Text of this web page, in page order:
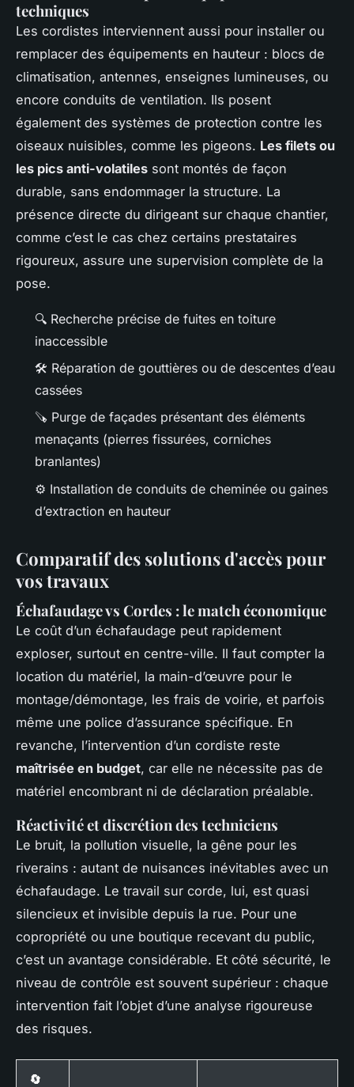
techniques
Les cordistes interviennent aussi pour installer ou
remplacer des équipements en hauteur : blocs de
climatisation, antennes, enseignes lumineuses, ou
encore conduits de ventilation. Ils posent
également des systèmes de protection contre les
oiseaux nuisibles, comme les pigeons. Les filets ou
les pics anti-volatiles sont montés de façon
durable, sans endommager la structure. La
présence directe du dirigeant sur chaque chantier,
comme c’est le cas chez certains prestataires
rigoureux, assure une supervision complète de la
pose.
🔍 Recherche précise de fuites en toiture
inaccessible
🛠️ Réparation de gouttières ou de descentes d’eau
cassées
🪚 Purge de façades présentant des éléments
menaçants (pierres fissurées, corniches
branlantes)
⚙️ Installation de conduits de cheminée ou gaines
d’extraction en hauteur
Comparatif des solutions d'accès pour
vos travaux
Échafaudage vs Cordes : le match économique
Le coût d’un échafaudage peut rapidement
exploser, surtout en centre-ville. Il faut compter la
location du matériel, la main-d’œuvre pour le
montage/démontage, les frais de voirie, et parfois
même une police d’assurance spécifique. En
revanche, l’intervention d’un cordiste reste
maîtrisée en budget, car elle ne nécessite pas de
matériel encombrant ni de déclaration préalable.
Réactivité et discrétion des techniciens
Le bruit, la pollution visuelle, la gêne pour les
riverains : autant de nuisances inévitables avec un
échafaudage. Le travail sur corde, lui, est quasi
silencieux et invisible depuis la rue. Pour une
copropriété ou une boutique recevant du public,
c’est un avantage considérable. Et côté sécurité, le
niveau de contrôle est souvent supérieur : chaque
intervention fait l’objet d’une analyse rigoureuse
des risques.
🔄